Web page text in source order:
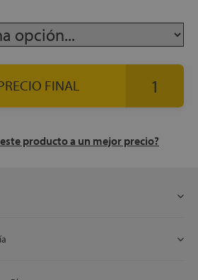
FINAL
producto a un mejor precio?